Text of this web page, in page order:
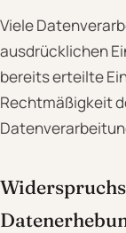
Viele
ausdrücklichen
bereits erteilte
Rechtmäßigkeit